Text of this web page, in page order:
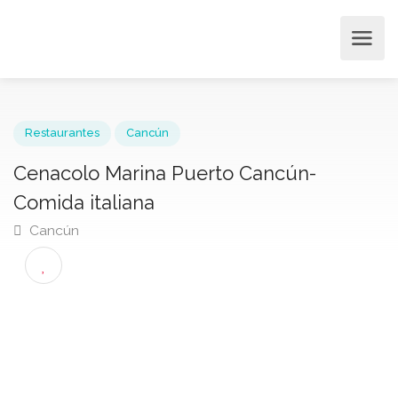
Cenacolo Marina Puerto Cancún-
Comida italiana
Cancún